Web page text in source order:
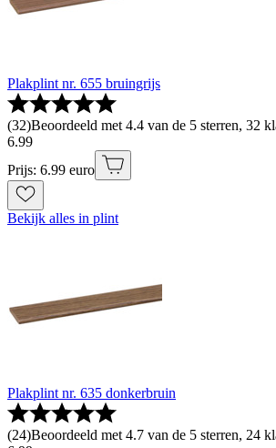
Plakplint nr. 655 bruingrijs
(32)Beoordeeld met 4.4 van de 5 sterren, 32
6.99
Prijs: 6.99 euro
Bekijk alles in plint
Plakplint nr. 635 donkerbruin
(24)Beoordeeld met 4.7 van de 5 sterren, 24